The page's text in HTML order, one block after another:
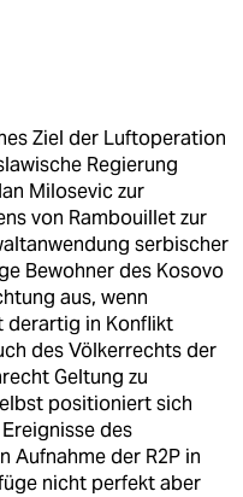
Ziel der Luftoperation
Regierung
Milosevic zur
von Rambouillet zur
serbischer
Bewohner des Kosovo
aus, wenn
derartig in Konflikt
des Völkerrechts der
Geltung zu
positioniert sich
des
Aufnahme der R2P in
nicht perfekt aber